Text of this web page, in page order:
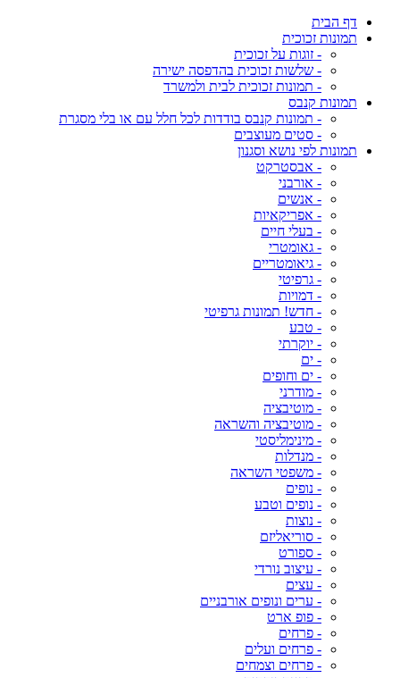
דף הבית
תמונות זכוכית
- זוגות על זכוכית
- שלשות זכוכית בהדפסה ישירה
- תמונות זכוכית לבית ולמשרד
תמונות קנבס
- תמונות קנבס בודדות לכל חלל עם או בלי מסגרת
- סטים מעוצבים
תמונות לפי נושא וסגנון
- אבסטרקט
- אורבני
- אנשים
- אפריקאיות
- בעלי חיים
- גאומטרי
- גיאומטריים
- גרפיטי
- דמויות
- חדש! תמונות גרפיטי
- טבע
- יוקרתי
- ים
- ים וחופים
- מודרני
- מוטיבציה
- מוטיבציה והשראה
- מינימליסטי
- מנדלות
- משפטי השראה
- נופים
- נופים וטבע
- נוצות
- סוריאליזם
- ספורט
- עיצוב נורדי
- עצים
- ערים ונופים אורבניים
- פופ ארט
- פרחים
- פרחים ועלים
- פרחים וצמחים